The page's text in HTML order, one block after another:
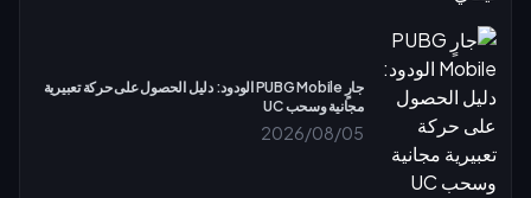
جارٍ PUBG Mobile الودود: دليل الحصول على حركة تعبيرية
مجانية وسحب UC
2026/08/05